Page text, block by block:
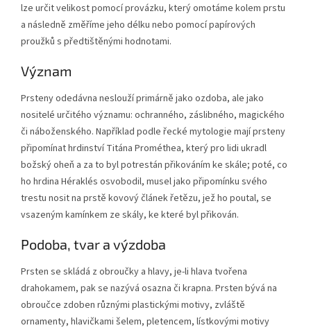
lze určit velikost pomocí provázku, který omotáme kolem prstu
a následně změříme jeho délku nebo pomocí papírových
proužků s předtištěnými hodnotami.
Význam
Prsteny odedávna neslouží primárně jako ozdoba, ale jako
nositelé určitého významu: ochranného, záslibného, magického
či náboženského. Například podle řecké mytologie mají prsteny
připomínat hrdinství Titána Prométhea, který pro lidi ukradl
božský oheň a za to byl potrestán přikováním ke skále; poté, co
ho hrdina Héraklés osvobodil, musel jako připomínku svého
trestu nosit na prstě kovový článek řetězu, jež ho poutal, se
vsazeným kamínkem ze skály, ke které byl přikován.
Podoba, tvar a výzdoba
Prsten se skládá z obroučky a hlavy, je-li hlava tvořena
drahokamem, pak se nazývá osazna či krapna. Prsten bývá na
obroučce zdoben různými plastickými motivy, zvláště
ornamenty, hlavičkami šelem, pletencem, lístkovými motivy